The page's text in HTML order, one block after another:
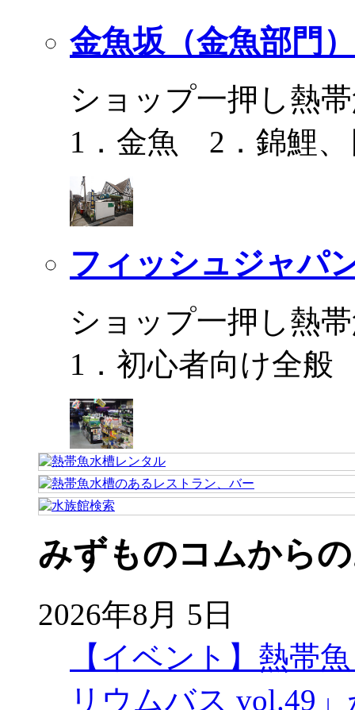
金魚坂（金魚部門）
ショップ一押し熱
1．金魚 2．錦鯉、
フィッシュジャパ
ショップ一押し熱
1．初心者向け全
みずものコムから
2026年8月 5日
【イベント】熱帯
リウムバス vol.49